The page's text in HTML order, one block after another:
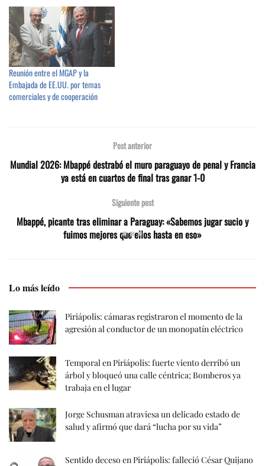
Reunión entre el MGAP y la
Embajada de EE.UU. por temas
comerciales y de cooperación
Post anterior
Mundial 2026: Mbappé destrabó el muro paraguayo de penal y Francia
ya está en cuartos de final tras ganar 1-0
Siguiente post
Mbappé, picante tras eliminar a Paraguay: «Sabemos jugar sucio y
fuimos mejores que ellos hasta en eso»
Lo más leído
Piriápolis: cámaras registraron el momento de la
agresión al conductor de un monopatín eléctrico
Temporal en Piriápolis: fuerte viento derribó un
árbol y bloqueó una calle céntrica; Bomberos ya
trabaja en el lugar
Jorge Schusman atraviesa un delicado estado de
salud y afirmó que dará “lucha por su vida”
Sentido deceso en Piriápolis: falleció César Quijano